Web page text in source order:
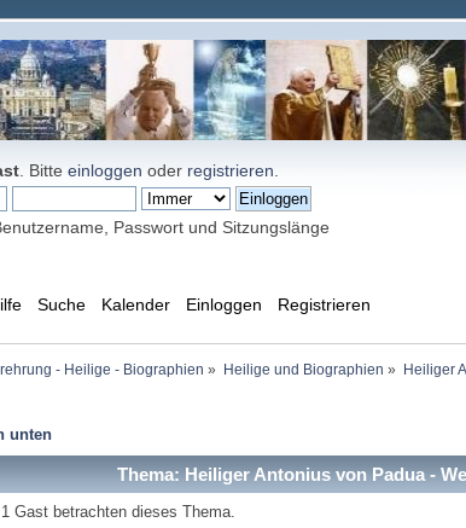
. Bitteeinloggen oder registrieren
Passwort und Sitzungslänge
Suche Kalender Einloggen Registrieren
- Heilige - Biographien » Heilige und Biographien » Heiliger
unten
Thema: Heiliger Antonius von Padua -
Gast betrachten dieses Thema.